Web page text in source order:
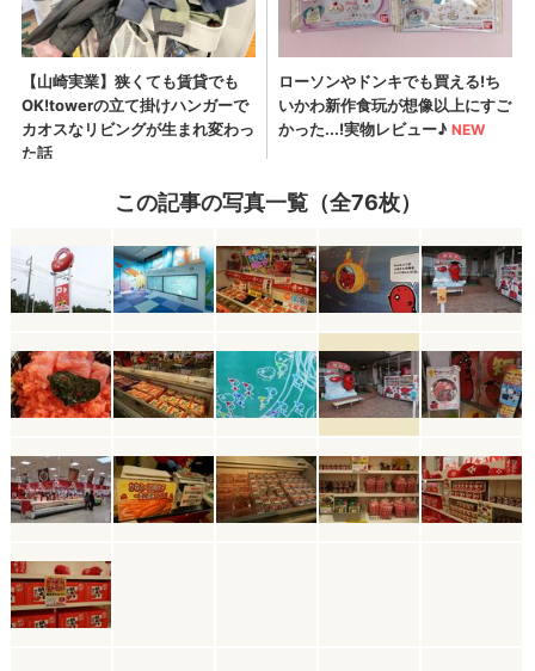
この記事の写真一覧（全76枚）